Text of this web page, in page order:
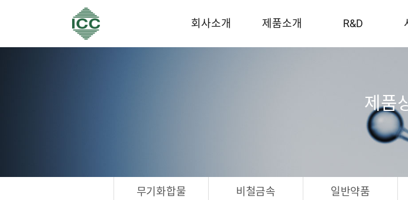
회사소개 제품소개 R&D
무기화합물 비철금속 일반약품
제품